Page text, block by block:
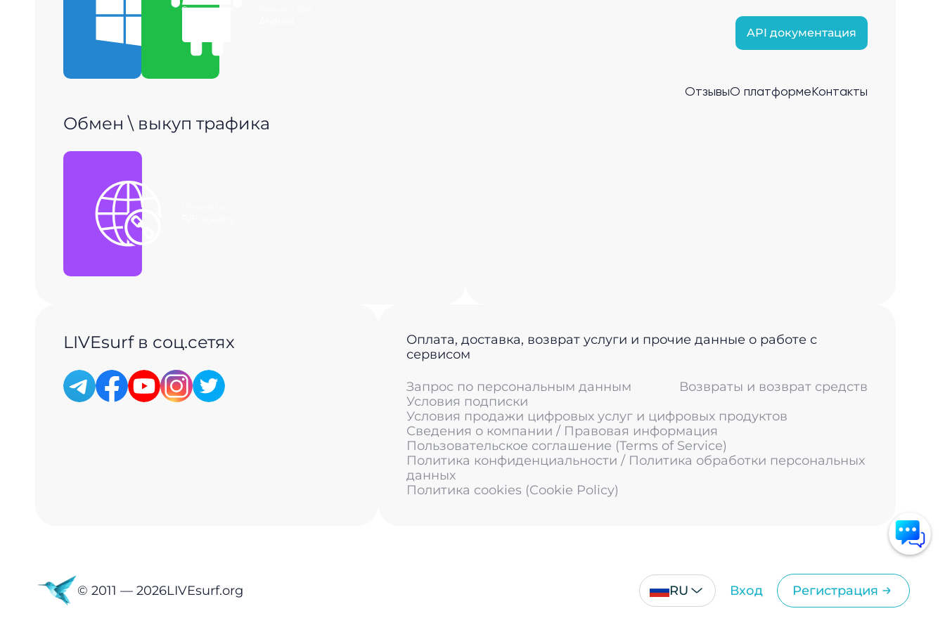
Скачать для
Обмен \ выкуп трафика
API документация
ОтзывыО платформе Контакты
LIVEsurf в соц.сетях
Оплата, доставка, возврат услуги и прочие данные о работе с
сервисом
Запрос по персональным данным
Возвраты и возврат средств
Условия подписки
Условия продажи цифровых услуг и цифровых продуктов
Сведения о компании / Правовая информация
Пользовательское соглашение (Terms of Service)
Политика конфиденциальности / Политика обработки персональных
данных
Политика cookies (Cookie Policy)
© 2011 — 2026LIVEsurf.org RU Вход Регистрация